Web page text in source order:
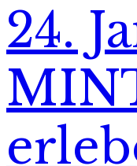
24.